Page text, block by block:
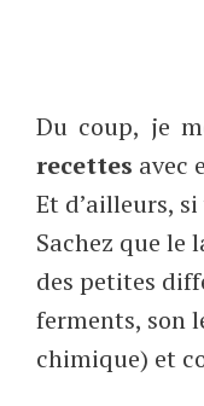
Du coup, je
recettes avec
Et d’ailleurs,
Sachez que
des petites
ferments, son
chimique) et